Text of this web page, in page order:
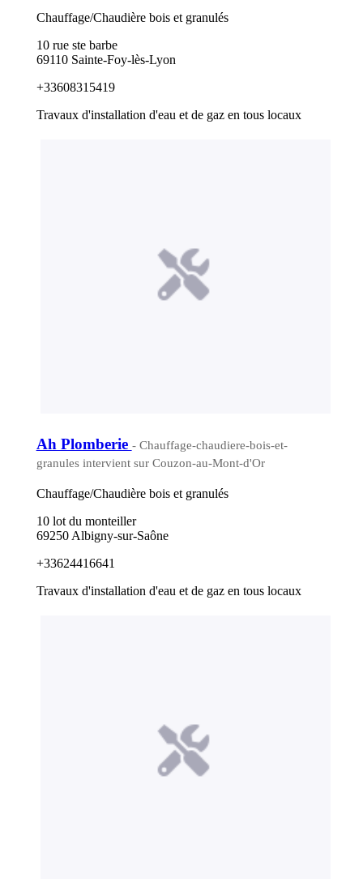
Chauffage/Chaudière bois et granulés
10 rue ste barbe
69110 Sainte-Foy-lès-Lyon
+33608315419
Travaux d'installation d'eau et de gaz en tous locaux
Ah Plomberie - Chauffage-chaudiere-bois-et-
granules intervient sur Couzon-au-Mont-d'Or
Chauffage/Chaudière bois et granulés
10 lot du monteiller
69250 Albigny-sur-Saône
+33624416641
Travaux d'installation d'eau et de gaz en tous locaux